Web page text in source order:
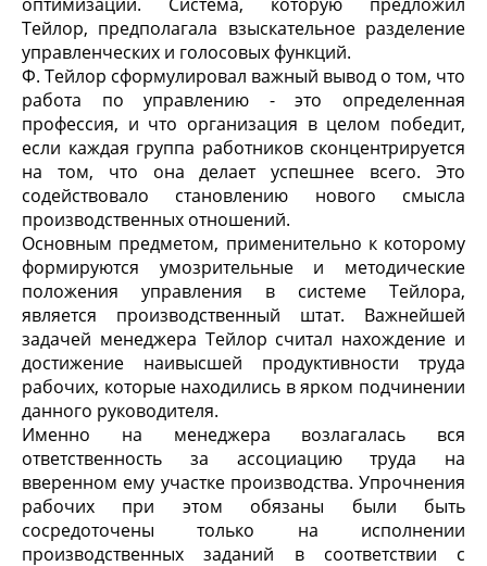
Тейлор, предполагала взыскательное разделение
управленческих и голосовых функций.
Ф. Тейлор сформулировал важный вывод о том, что
работа по управлению - это определенная
профессия, и что организация в целом победит,
если каждая группа работников сконцентрируется
на том, что она делает успешнее всего. Это
содействовало становлению нового смысла
производственных отношений.
Основным предметом, применительно к которому
формируются умозрительные и методические
положения управления в системе Тейлора,
является производственный штат. Важнейшей
задачей менеджера Тейлор считал нахождение и
достижение наивысшей продуктивности труда
рабочих, которые находились в ярком подчинении
данного руководителя.
Именно на менеджера возлагалась вся
ответственность за ассоциацию труда на
вверенном ему участке производства. Упрочнения
рабочих при этом обязаны были быть
сосредоточены только на исполнении
производственных заданий в соответствии с